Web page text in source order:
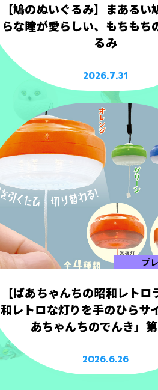
【鳩のぬいぐるみ】まあるい
らな瞳が愛らしい、もちもち
るみ
2026.7.31
プ
【ばあちゃんちの昭和レトロ
和レトロな灯りを手のひらサ
あちゃんちのでんき」
2026.6.26